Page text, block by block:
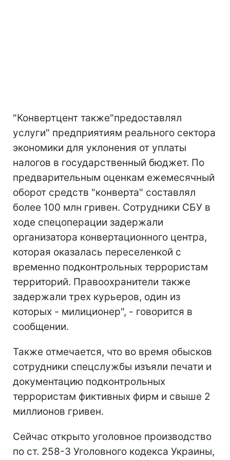
"Конвертцент также"предоставлял
услуги" предприятиям реального сектора
экономики для уклонения от уплаты
налогов в государственный бюджет. По
предварительным оценкам ежемесячный
оборот средств "конверта" составлял
более 100 млн гривен. Сотрудники СБУ в
ходе спецоперации задержали
организатора конвертационного центра,
которая оказалась переселенкой с
временно подконтрольных террористам
территорий. Правоохранители также
задержали трех курьеров, один из
которых - милиционер", - говорится в
сообщении.
Также отмечается, что во время обысков
сотрудники спецслужбы изъяли печати и
документацию подконтрольных
террористам фиктивных фирм и свыше 2
миллионов гривен.
Сейчас открыто уголовное производство
по ст. 258-3 Уголовного кодекса Украины,